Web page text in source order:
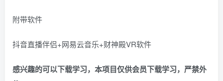
附带软件
抖音直播伴侣+网易云音乐+财神殿VR软件
感兴趣的可以下载学习，本项目仅供会员下载学习，严禁外